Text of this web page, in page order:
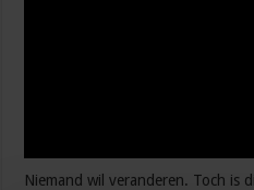
Niemand wil veranderen. Toch is